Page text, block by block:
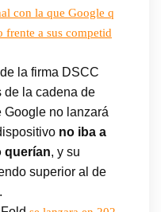
con la que Google q
frente a sus competid
la firma DSCC
de la cadena de
Google no lanzará
no iba a
querían, y su
superior al de